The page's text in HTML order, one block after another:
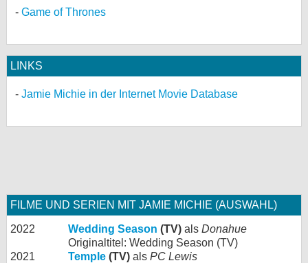
Game of Thrones
LINKS
Jamie Michie in der Internet Movie Database
FILME UND SERIEN MIT JAMIE MICHIE (AUSWAHL)
2022 Wedding Season (TV) als Donahue
Originaltitel: Wedding Season (TV)
2021
Temple (TV) als PC Lewis